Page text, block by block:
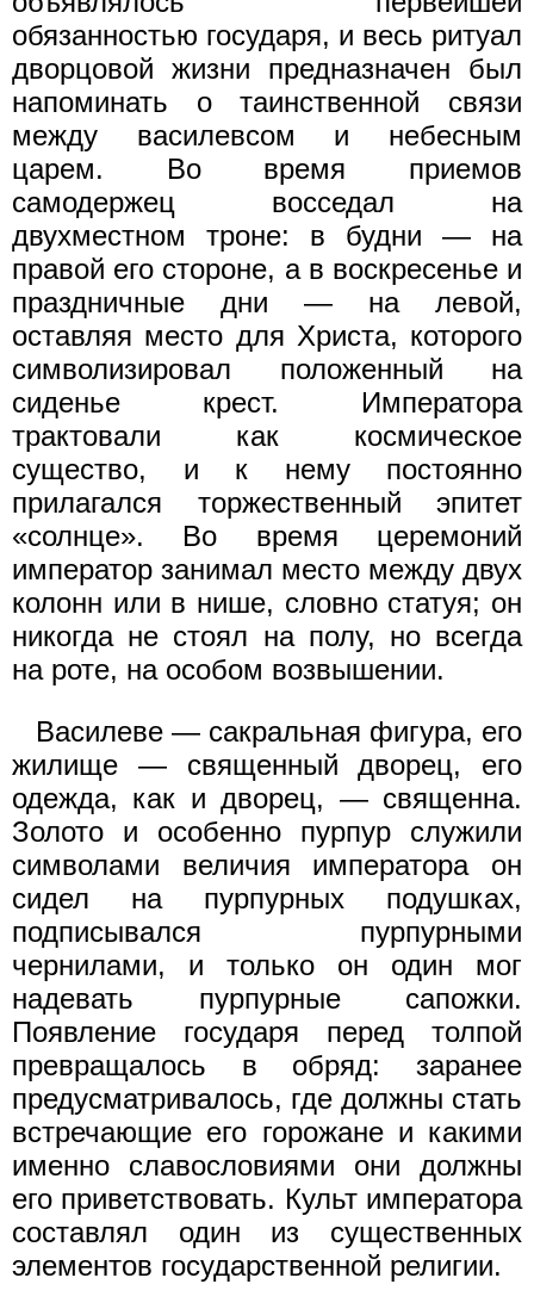
обязанностью государя, и весь ритуал
дворцовой жизни предназначен был
напоминать о таинственной связи
между василевсом и небесным
царем. Во время приемов
самодержец восседал на
двухместном троне: в будни — на
правой его стороне, а в воскресенье и
праздничные дни — на левой,
оставляя место для Христа, которого
символизировал положенный на
сиденье крест. Императора
трактовали как космическое
существо, и к нему постоянно
прилагался торжественный эпитет
«солнце». Во время церемоний
император занимал место между двух
колонн или в нише, словно статуя; он
никогда не стоял на полу, но всегда
на роте, на особом возвышении.
Василеве — сакральная фигура, его
жилище — священный дворец, его
одежда, как и дворец, — священна.
Золото и особенно пурпур служили
символами величия императора он
сидел на пурпурных подушках,
подписывался пурпурными
чернилами, и только он один мог
надевать пурпурные сапожки.
Появление государя перед толпой
превращалось в обряд: заранее
предусматривалось, где должны стать
встречающие его горожане и какими
именно славословиями они должны
его приветствовать. Культ императора
составлял один из существенных
элементов государственной религии.